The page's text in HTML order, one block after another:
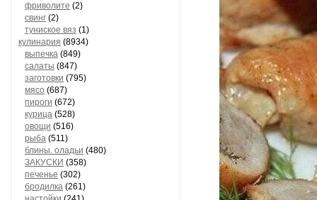
фриволите (2)
свинг (2)
туниское вяз (1)
кулинария (8934)
выпечка (849)
салаты (847)
заготовки (795)
мясо (687)
пироги (672)
курица (528)
овощи (516)
рыба (511)
блины. оладьи (480)
ЗАКУСКИ (358)
печенье (302)
бродилка (261)